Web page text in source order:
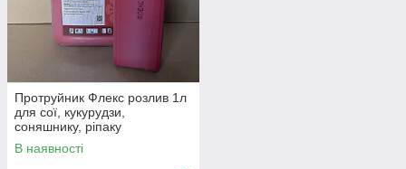
Протруйник Флекс розлив 1л
для сої, кукурудзи,
соняшнику, ріпаку
(флудіоксоніл + металаксил –
М)
В наявності